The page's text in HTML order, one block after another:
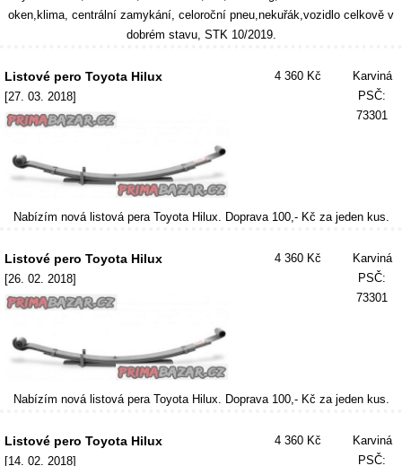
oken,klima, centrální zamykání, celoroční pneu,nekuřák,vozidlo celkově v
dobrém stavu, STK 10/2019.
Listové pero Toyota Hilux
[27. 03. 2018]
4 360 Kč
Karviná
PSČ:
73301
Nabízím nová listová pera Toyota Hilux. Doprava 100,- Kč za jeden kus.
Listové pero Toyota Hilux
[26. 02. 2018]
4 360 Kč
Karviná
PSČ:
73301
Nabízím nová listová pera Toyota Hilux. Doprava 100,- Kč za jeden kus.
Listové pero Toyota Hilux
[14. 02. 2018]
4 360 Kč
Karviná
PSČ: